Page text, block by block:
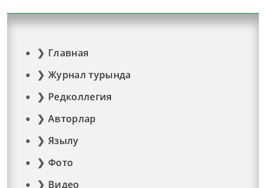
Главная
Журнал турында
Редколлегия
Авторлар
Язылу
Фото
Видео